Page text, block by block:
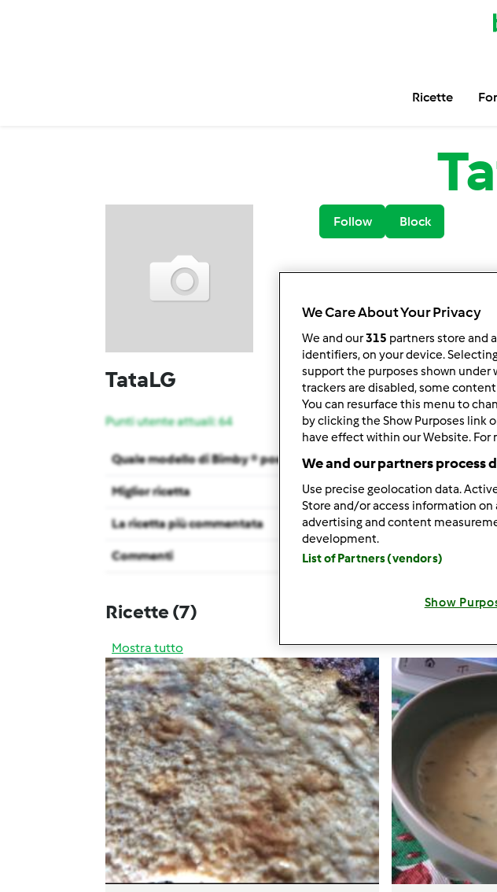
Ricette
Follow Block
TataLG
Punti utente attuali: 64
Quale modello di Bimby ® possiedi ?
Miglior ricetta
La ricetta più commentata
Commenti
Ricette (7)
Mostra tutto
We Care About Your Privacy
We and our315 partners store and
identifiers, on your device.
support the purposes shown under
trackers are disabled, some
You can resurface this menu to
by clicking the Show Purposes link
have effect within our Website. For
We and our partners process
Use precise geolocation data.
Store and/or access information
advertising and content
development.
List of Partners (vendors)
Show